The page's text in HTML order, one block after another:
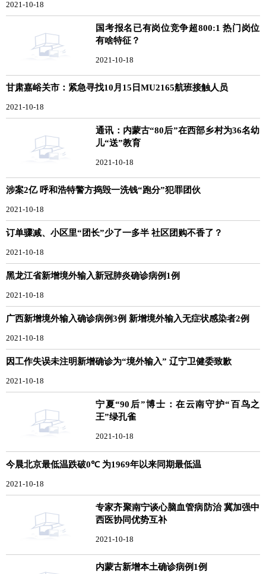
2021-10-18
国考报名已有岗位竞争超800:1 热门岗位
有啥特征？
2021-10-18
甘肃嘉峪关市：紧急寻找10月15日MU2165航班接触人员
2021-10-18
通讯：内蒙古“80后”在西部乡村为36名幼
儿“送”教育
2021-10-18
涉案2亿 呼和浩特警方捣毁一洗钱“跑分”犯罪团伙
2021-10-18
订单骤减、小区里“团长”少了一多半 社区团购不香了？
2021-10-18
黑龙江省新增境外输入新冠肺炎确诊病例1例
2021-10-18
广西新增境外输入确诊病例3例 新增境外输入无症状感染者2例
2021-10-18
因工作失误未注明新增确诊为“境外输入” 辽宁卫健委致歉
2021-10-18
宁夏“90后”博士：在云南守护“百鸟之
王”绿孔雀
2021-10-18
今晨北京最低温跌破0℃ 为1969年以来同期最低温
2021-10-18
专家齐聚南宁谈心脑血管病防治 冀加强中
西医协同优势互补
2021-10-18
内蒙古新增本土确诊病例1例